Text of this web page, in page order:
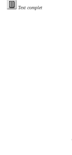
Text complet